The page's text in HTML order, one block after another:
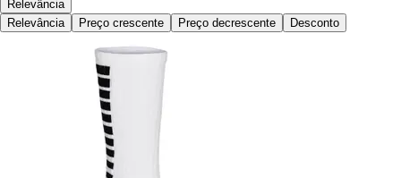
Relevância
Relevância
Preço crescente Preço decrescente Desconto